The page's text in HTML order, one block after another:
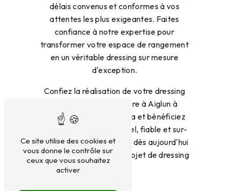
délais convenus et conformes à vos
attentes les plus exigeantes. Faites
confiance à notre expertise pour
transformer votre espace de rangement
en un véritable dressing sur mesure
d'exception.
Confiez la réalisation de votre dressing
personnalisé sur mesure à Aiglun à
Menuiserie Florent Bensa et bénéficiez
d'un service professionnel, fiable et sur-
mesure. Contactez-nous dès aujourd'hui
pour concrétiser votre projet de dressing
Ce site utilise des cookies et
vous donne le contrôle sur
ceux que vous souhaitez
activer